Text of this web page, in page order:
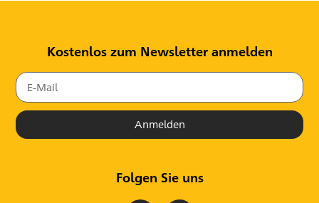
Kostenlos zum Newsletter anmelden
Anmelden
Folgen Sie uns